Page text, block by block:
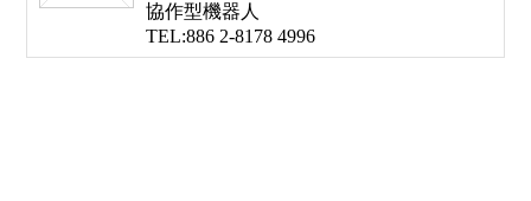
協作型機器人
TEL:886 2-8178 4996